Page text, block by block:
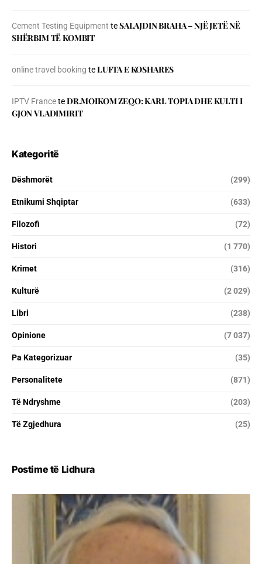
Cement Testing Equipment teSALAJDIN BRAHA – NJЁ JETЁ NЁ
SHЁRBIM TЁ KOMBIT
online travel booking teLUFTA E KOSHARES
IPTV FranceteDR.MOIKOM ZEQO: KARL TOPIA DHE KULTI I
GJON VLADIMIRIT
Kategoritë
Dëshmorët (299)
Etnikumi Shqiptar (633)
Filozofi (72)
Histori (1 770)
Krimet (316)
Kulturë (2 029)
Libri (238)
Opinione (7 037)
Pa Kategorizuar (35)
Personalitete (871)
Të Ndryshme (203)
Të Zgjedhura (25)
Postime të Lidhura